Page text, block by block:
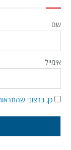
שם
אימייל
כן, ברצוני